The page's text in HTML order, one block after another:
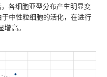
各细胞亚型分布产生明显变
中性粒细胞的活化，在进行
高。